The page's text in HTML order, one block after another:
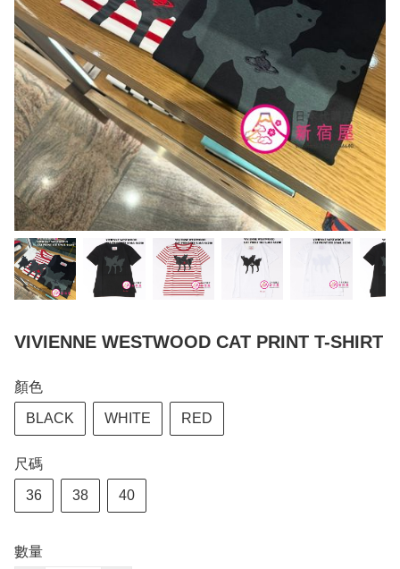
VIVIENNE WESTWOOD CAT PRINT T-SHIRT
顏色
BLACK WHITE RED
尺碼
36 38 40
數量